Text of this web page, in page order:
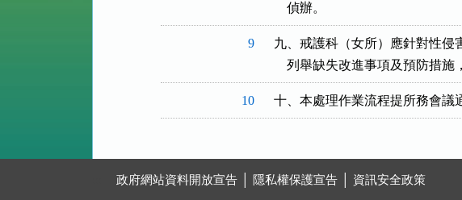
    偵辦。
9
九、戒護科（女所）應針對性侵
列舉缺失改進事項及預防措
10 十、本處理作業流程提所務會議
政府網站資料開放宣告 隱私權保護宣告 資訊安全政策